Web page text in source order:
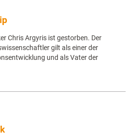
Chris Argyris ist gestorben. Der
gilt als einer der
und als Vater der